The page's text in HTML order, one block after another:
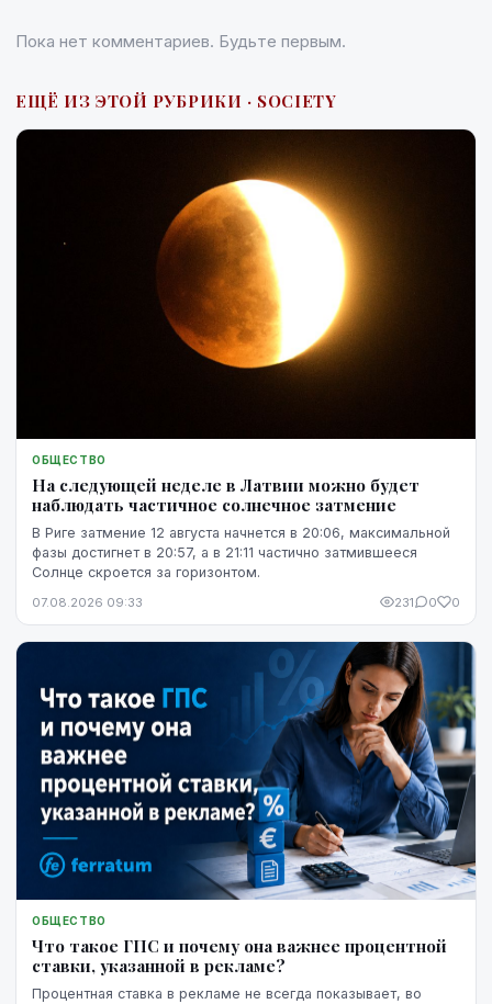
Пока нет комментариев. Будьте первым.
ЕЩЁ ИЗ ЭТОЙ РУБРИКИ · SOCIETY
ОБЩЕСТВО
На следующей неделе в Латвии можно будет
наблюдать частичное солнечное затмение
В Риге затмение 12 августа начнется в 20:06, максимальной
фазы достигнет в 20:57, а в 21:11 частично затмившееся
Солнце скроется за горизонтом.
07.08.2026 09:33 231 0 0
ОБЩЕСТВО
Что такое ГПС и почему она важнее процентной
ставки, указанной в рекламе?
Процентная ставка в рекламе не всегда показывает, во